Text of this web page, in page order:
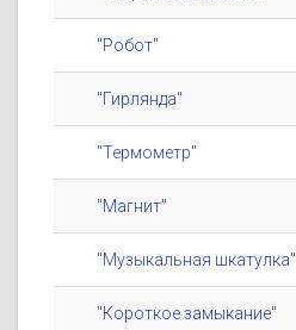
"Робот"
"Гирлянда"
"Термометр"
"Магнит"
"Музыкальная шкатулка"
"Короткое замыкание"